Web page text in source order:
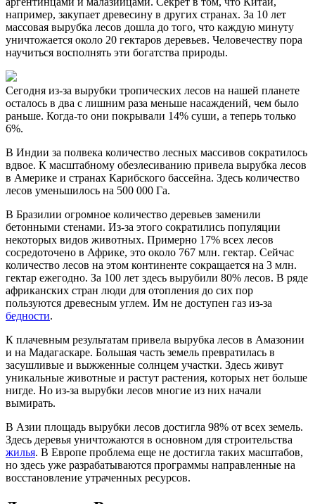
например, закупает древесину в других странах. За 10 лет
массовая вырубка лесов дошла до того, что каждую минуту
уничтожается около 20 гектаров деревьев. Человечеству пора
научиться восполнять эти богатства природы.
Сегодня из-за вырубки тропических лесов на нашей планете
осталось в два с лишним раза меньше насаждений, чем было
раньше. Когда-то они покрывали 14% суши, а теперь только
6%.
В Индии за полвека количество лесных массивов сократилось
вдвое. К масштабному обезлесиванию привела вырубка лесов
в Америке и странах Карибского бассейна. Здесь количество
лесов уменьшилось на 500 000 Га.
В Бразилии огромное количество деревьев заменили
бетонными стенами. Из-за этого сократились популяции
некоторых видов животных. Примерно 17% всех лесов
сосредоточено в Африке, это около 767 млн. гектар. Сейчас
количество лесов на этом континенте сокращается на 3 млн.
гектар ежегодно. За 100 лет здесь вырубили 80% лесов. В ряде
африканских стран люди для отопления до сих пор
пользуются древесным углем. Им не доступен газ из-за
бедности.
К плачевным результатам привела вырубка лесов в Амазонии
и на Мадагаскаре. Большая часть земель превратилась в
засушливые и выжженные солнцем участки. Здесь живут
уникальные животные и растут растения, которых нет больше
нигде. Но из-за вырубки лесов многие из них начали
вымирать.
В Азии площадь вырубки лесов достигла 98% от всех земель.
Здесь деревья уничтожаются в основном для строительства
жилья. В Европе проблема еще не достигла таких масштабов,
но здесь уже разрабатываются программы направленные на
восстановление утраченных ресурсов.